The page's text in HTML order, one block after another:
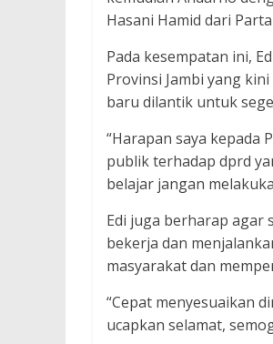
Hasani Hamid dari
Pada kesempatan ini,
Provinsi Jambi yang
baru dilantik untuk
“Harapan saya kepada
publik terhadap dprd
belajar jangan
Edi juga berharap agar
bekerja dan
masyarakat dan
“Cepat menyesuaikan
ucapkan selamat,